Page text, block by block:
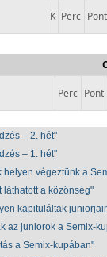
K Perc Pont
Perc Pont
– 2. hét
– 1. hét
helyen végeztünk a
láthatott a közönség
kapituláltak
az juniorok a Semix-
a Semix-kupában